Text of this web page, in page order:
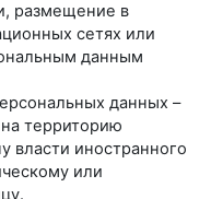
размещение в
сетях или
данным
данных –
территорию
власти иностранного
или